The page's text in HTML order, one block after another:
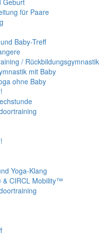
Geburt
für Paare
Baby-Treff
/ Rückbildungsgymnastik
mit Baby
ohne Baby
Yoga-Klang
& CIRCL Mobility™